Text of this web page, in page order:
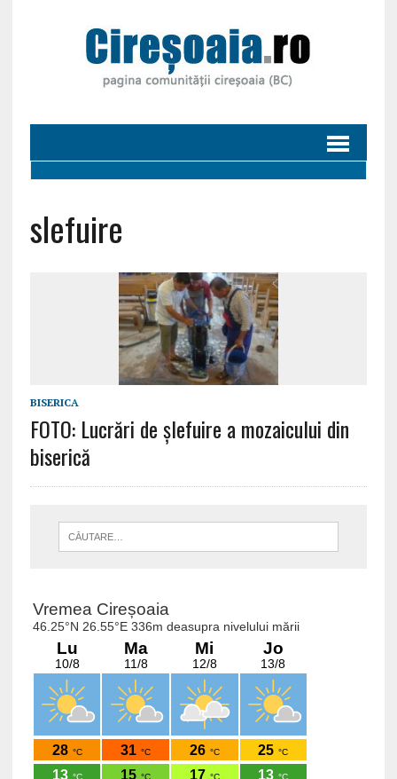
slefuire
BISERICA
FOTO: Lucrări de șlefuire a mozaicului din
biserică